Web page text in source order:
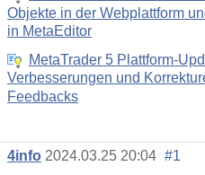
Objekte in der Webplattform
in MetaEditor
MetaTrader 5 Plattform-
Verbesserungen und
Feedbacks
4info 2024.03.25 20:04 #1